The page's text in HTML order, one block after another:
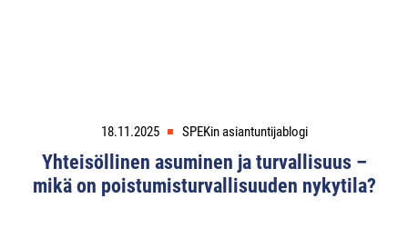
18.11.2025 SPEKin asiantuntijablogi
Yhteisöllinen asuminen ja turvallisuus –
mikä on poistumisturvallisuuden nykytila?